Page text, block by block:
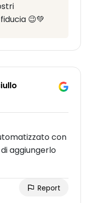
😉💚
con
aggiungerlo
Report